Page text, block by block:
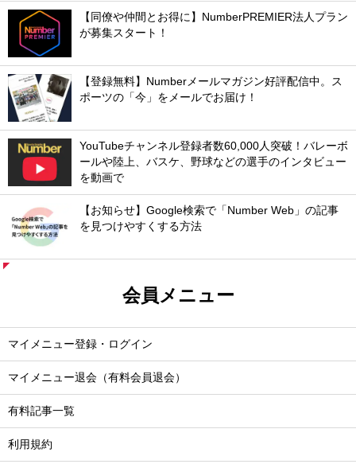
【同僚や仲間とお得に】NumberPREMIER法人プラン
が募集スタート！
【登録無料】Numberメールマガジン好評配信中。ス
ポーツの「今」をメールでお届け！
YouTubeチャンネル登録者数60,000人突破！バレーボ
ールや陸上、バスケ、野球などの選手のインタビュー
を動画で
【お知らせ】Google検索で「Number Web」の記事
を見つけやすくする方法
会員メニュー
マイメニュー登録・ログイン
マイメニュー退会（有料会員退会）
有料記事一覧
利用規約